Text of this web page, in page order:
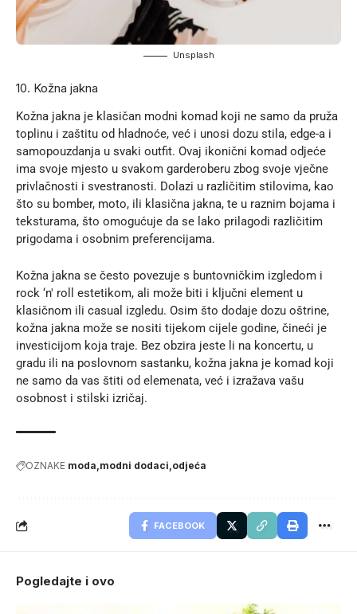
Unsplash
10. Kožna jakna
Kožna jakna je klasičan modni komad koji ne samo da pruža
toplinu i zaštitu od hladnoće, već i unosi dozu stila, edge-a i
samopouzdanja u svaki outfit. Ovaj ikonični komad odjeće
ima svoje mjesto u svakom garderoberu zbog svoje vječne
privlačnosti i svestranosti. Dolazi u različitim stilovima, kao
što su bomber, moto, ili klasična jakna, te u raznim bojama i
teksturama, što omogućuje da se lako prilagodi različitim
prigodama i osobnim preferencijama.
Kožna jakna se često povezuje s buntovničkim izgledom i
rock ‘n' roll estetikom, ali može biti i ključni element u
klasičnom ili casual izgledu. Osim što dodaje dozu oštrine,
kožna jakna može se nositi tijekom cijele godine, čineći je
investicijom koja traje. Bez obzira jeste li na koncertu, u
gradu ili na poslovnom sastanku, kožna jakna je komad koji
ne samo da vas štiti od elemenata, već i izražava vašu
osobnost i stilski izričaj.
OZNAKE moda modni dodaci odjeća
FACEBOOK
Pogledajte i ovo